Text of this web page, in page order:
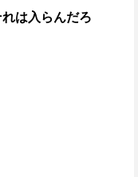
は入らんだろ